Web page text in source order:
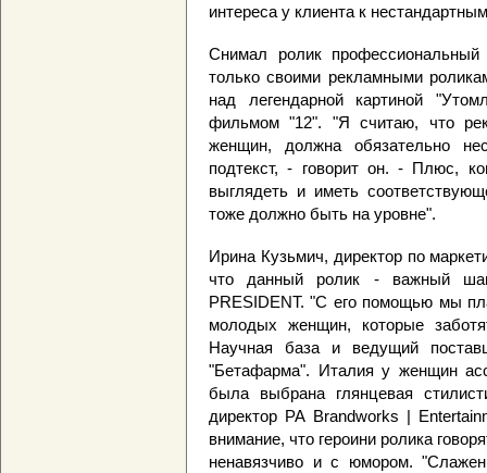
интереса у клиента к
Снимал ролик
только своими рекламными
над легендарной картиной
фильмом "12". "Я считаю, что
женщин, должна обязательно
подтекст, - говорит он. - Плюс,
выглядеть и иметь
тоже должно быть на уровне".
Ирина Кузьмич, директор по
что данный ролик - важный шаг
PRESIDENT. "С его помощью мы
молодых женщин, которые
Научная база и ведущий
"Бетафарма". Италия у женщин
была выбрана глянцевая
директор РА Brandworks |
внимание, что героини ролика
ненавязчиво и с юмором.